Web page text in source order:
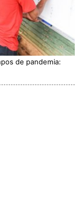
de pandemia: